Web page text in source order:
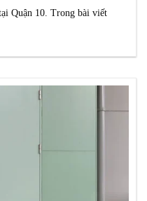
Quận 10. Trong bài viết